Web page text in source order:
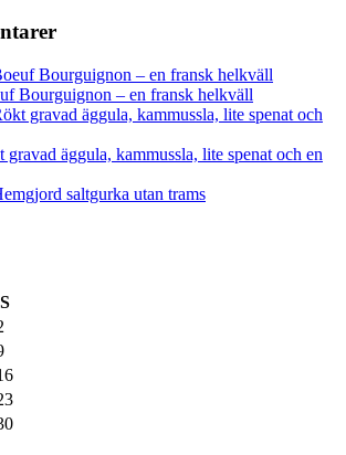
Bourguignon – en fransk helkväll
Bourguignon – en fransk helkväll
gravad äggula, kammussla, lite spenat och
gravad äggula, kammussla, lite spenat och en
saltgurka utan trams
S